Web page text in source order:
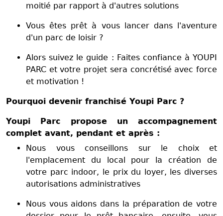
moitié par rapport à d'autres solutions
Vous êtes prêt à vous lancer dans l'aventure
d'un parc de loisir ?
Alors suivez le guide : Faites confiance à YOUPI
PARC et votre projet sera concrétisé avec force
et motivation !
Pourquoi devenir franchisé Youpi Parc ?
Youpi Parc propose un accompagnement
complet avant, pendant et après :
Nous vous conseillons sur le choix et
l'emplacement du local pour la création de
votre parc indoor, le prix du loyer, les diverses
autorisations administratives
Nous vous aidons dans la préparation de votre